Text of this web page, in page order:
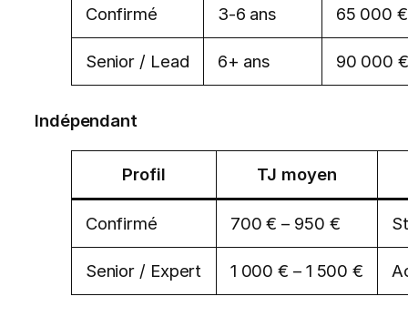
Confirmé 3-6 ans 65 000
Senior / Lead 6+ ans 90 000
Indépendant
Profil TJ moyen
Confirmé 700 € – 950 €
Senior / Expert 1 000 € – 1 500 €